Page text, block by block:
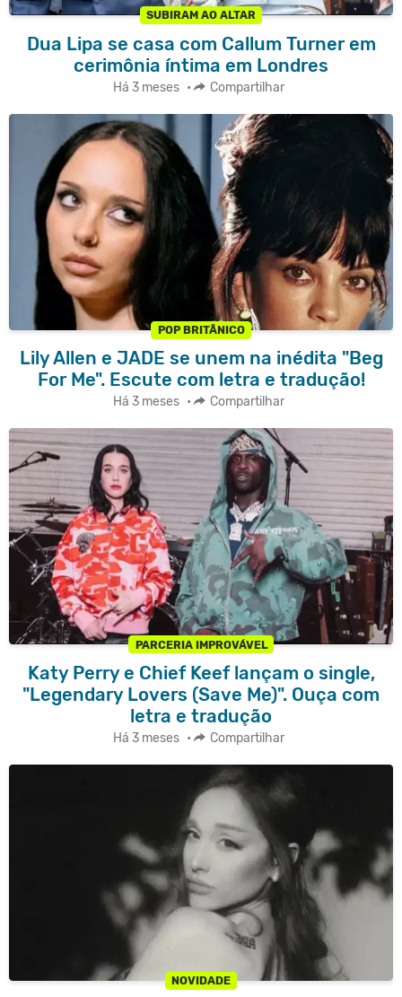
SUBIRAM AO ALTAR
Dua Lipa se casa com Callum Turner em
cerimônia íntima em Londres
Há 3 meses • Compartilhar
POP BRITÂNICO
Lily Allen e JADE se unem na inédita "Beg
For Me". Escute com letra e tradução!
Há 3 meses • Compartilhar
PARCERIA IMPROVÁVEL
Katy Perry e Chief Keef lançam o single,
"Legendary Lovers (Save Me)". Ouça com
letra e tradução
Há 3 meses • Compartilhar
NOVIDADE